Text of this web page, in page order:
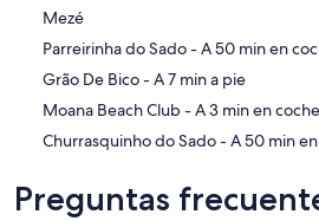
Mezé
‪Parreirinha do Sado - ‬A 50 min en
‪Grão De Bico - ‬A 7 min a pie
‪Moana Beach Club - ‬A 3 min en coche
‪Churrasquinho do Sado - ‬A
Preguntas